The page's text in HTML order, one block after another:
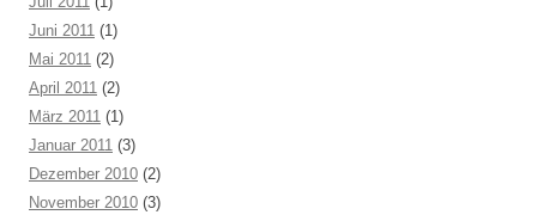
Juni 2011 (1)
Mai 2011 (2)
April 2011 (2)
März 2011 (1)
Januar 2011 (3)
Dezember 2010 (2)
November 2010 (3)